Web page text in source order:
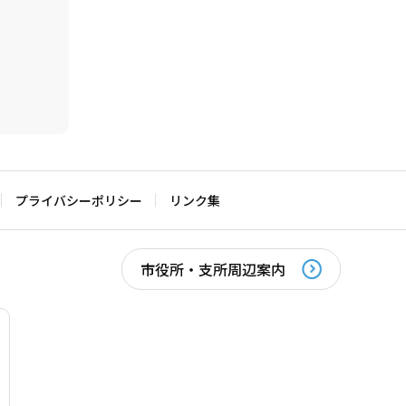
プライバシーポリシー リンク集
市役所・支所周辺案内